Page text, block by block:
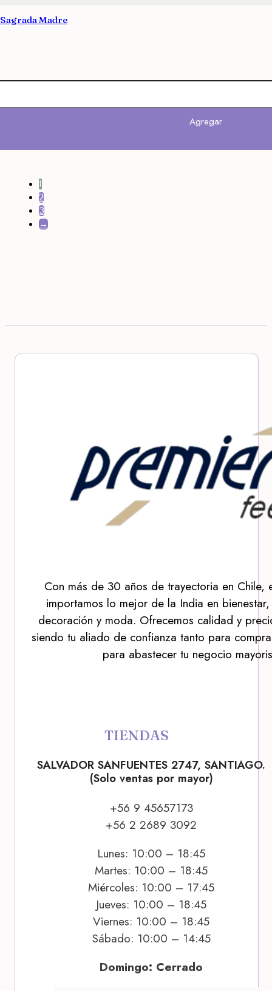
Madre
Agregar
1
2
3
→
Con más de 30 años de trayectoria en Chile,
importamos lo mejor de la India en
decoración y moda. Ofrecemos calidad y
siendo tu aliado de confianza tanto para
para abastecer tu negocio
TIENDAS
SALVADOR SANFUENTES 2747, SANTIAGO.
(Solo ventas por mayor)
+56 9 45657173
+56 2 2689 3092
Lunes: 10:00 – 18:45
Martes: 10:00 – 18:45
Miércoles: 10:00 – 17:45
Jueves: 10:00 – 18:45
Viernes: 10:00 – 18:45
Sábado: 10:00 – 14:45
Domingo: Cerrado